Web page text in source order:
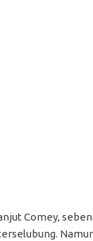
Comey,